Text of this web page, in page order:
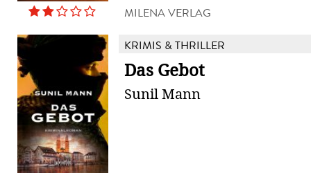
MILENA VERLAG
KRIMIS & THRILLER
Das Gebot
Sunil Mann